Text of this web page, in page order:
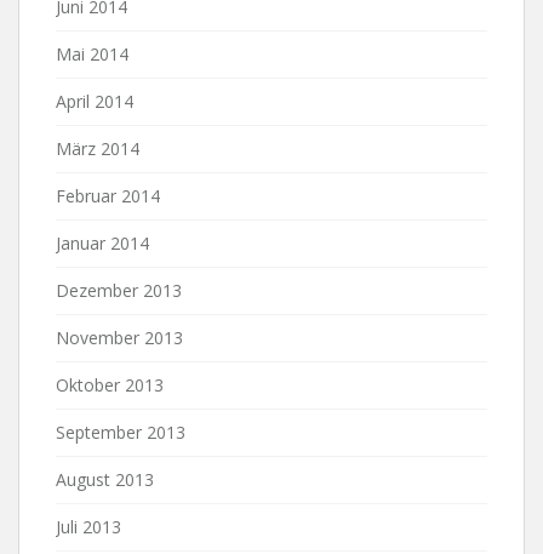
Juni 2014
Mai 2014
April 2014
März 2014
Februar 2014
Januar 2014
Dezember 2013
November 2013
Oktober 2013
September 2013
August 2013
Juli 2013